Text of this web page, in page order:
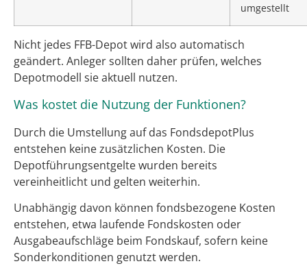
umgestellt
Nicht jedes FFB-Depot wird also automatisch
geändert. Anleger sollten daher prüfen, welches
Depotmodell sie aktuell nutzen.
Was kostet die Nutzung der Funktionen?
Durch die Umstellung auf das FondsdepotPlus
entstehen keine zusätzlichen Kosten. Die
Depotführungsentgelte wurden bereits
vereinheitlicht und gelten weiterhin.
Unabhängig davon können fondsbezogene Kosten
entstehen, etwa laufende Fondskosten oder
Ausgabeaufschläge beim Fondskauf, sofern keine
Sonderkonditionen genutzt werden.